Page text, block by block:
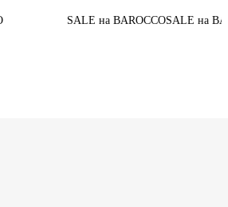
SALE на BAROCCOSALE на BAROCCOДо